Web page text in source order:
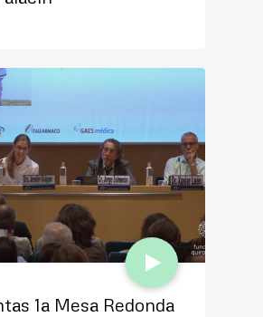
1a Mesa Redonda